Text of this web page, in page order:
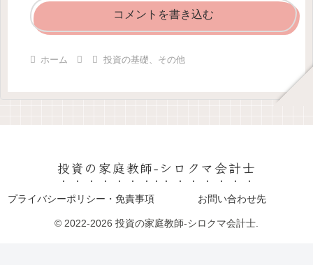
コメントを書き込む
ホーム 投資の基礎、その他
投資の家庭教師-シロクマ会計士
プライバシーポリシー・免責事項 お問い合わせ先
© 2022-2026 投資の家庭教師-シロクマ会計士.